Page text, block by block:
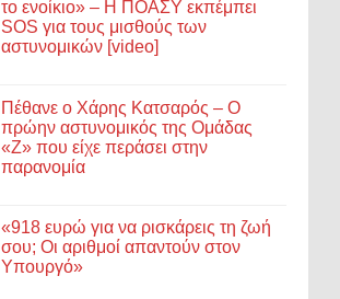
το ενοίκιο» – Η ΠΟΑΣΥ εκπέμπει
SOS για τους μισθούς των
αστυνομικών [video]
Πέθανε ο Χάρης Κατσαρός – Ο
πρώην αστυνομικός της Ομάδας
«Ζ» που είχε περάσει στην
παρανομία
«918 ευρώ για να ρισκάρεις τη ζωή
σου; Οι αριθμοί απαντούν στον
Υπουργό»